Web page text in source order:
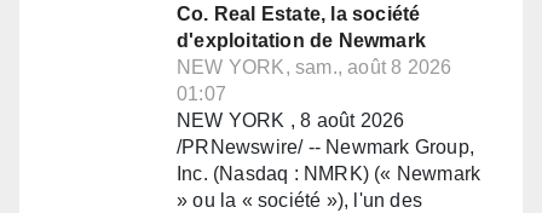
Co. Real Estate, la société
d'exploitation de Newmark
NEW YORK, sam., août 8 2026
01:07
NEW YORK , 8 août 2026
/PRNewswire/ -- Newmark Group,
Inc. (Nasdaq : NMRK) (« Newmark
» ou la « société »), l'un des